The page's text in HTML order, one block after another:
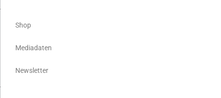
Shop
Mediadaten
Newsletter